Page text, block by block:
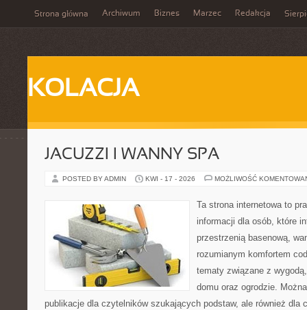
Strona główna Archiwum Biznes Marzec Redakcja
KOLACJA
JACUZZI I WANNY SPA
POSTED BY ADMIN KWI - 17 - 2026 MOŻLIWOŚĆ
Ta strona internetowa to
informacji dla osób, które
przestrzenią basenową,
rozumianym komfortem
tematy związane z
domu oraz ogrodzie.
publikacje dla czytelników szukających podstaw, ale również dla